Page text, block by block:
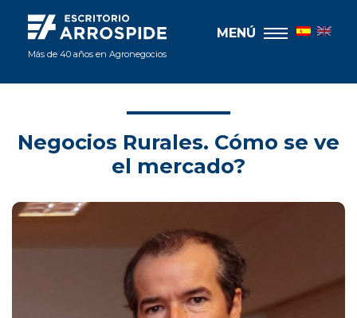
Más de 40 años en Agronegocios
MENÚ
Negocios Rurales. Cómo se ve
el mercado?